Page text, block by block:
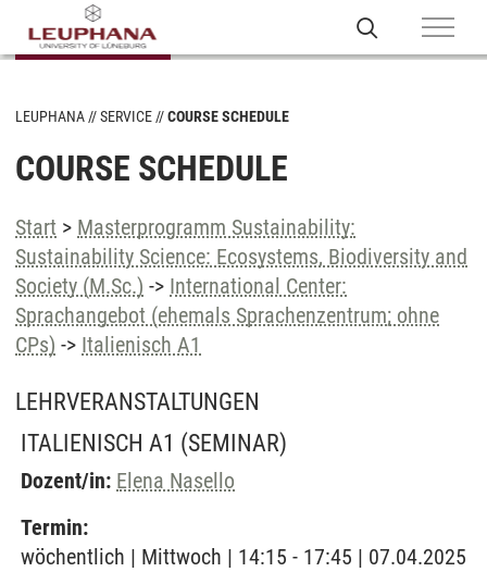
LEUPHANA SERVICE COURSE SCHEDULE
COURSE SCHEDULE
Start > Masterprogramm Sustainability:
Sustainability Science: Ecosystems, Biodiversity and
Society (M.Sc.) -> International Center:
Sprachangebot (ehemals Sprachenzentrum; ohne
CPs) -> Italienisch A1
LEHRVERANSTALTUNGEN
ITALIENISCH A1 (SEMINAR)
Dozent/in: Elena Nasello
Termin:
wöchentlich | Mittwoch | 14:15 - 17:45 | 07.04.2025